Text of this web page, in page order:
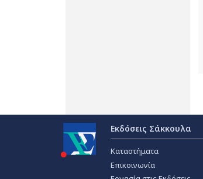
Εκδόσεις Σάκκουλα
Καταστήματα
Επικοινωνία